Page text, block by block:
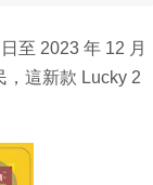
至 2023 年 12 月
，這新款 Lucky 2